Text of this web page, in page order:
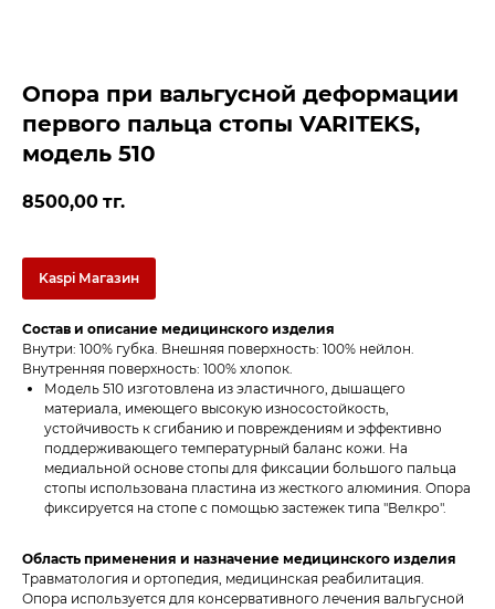
Опора при вальгусной деформации
первого пальца стопы VARITEKS,
модель 510
8500,00 тг.
Kaspi Магазин
Состав и описание медицинского изделия
Внутри: 100% губка. Внешняя поверхность: 100% нейлон.
Внутренняя поверхность: 100% хлопок.
Модель 510 изготовлена из эластичного, дышащего
материала, имеющего высокую износостойкость,
устойчивость к сгибанию и повреждениям и эффективно
поддерживающего температурный баланс кожи. На
медиальной основе стопы для фиксации большого пальца
стопы использована пластина из жесткого алюминия. Опора
фиксируется на стопе с помощью застежек типа "Велкро".
Область применения и назначение медицинского изделия
Травматология и ортопедия, медицинская реабилитация.
Опора используется для консервативного лечения вальгусной